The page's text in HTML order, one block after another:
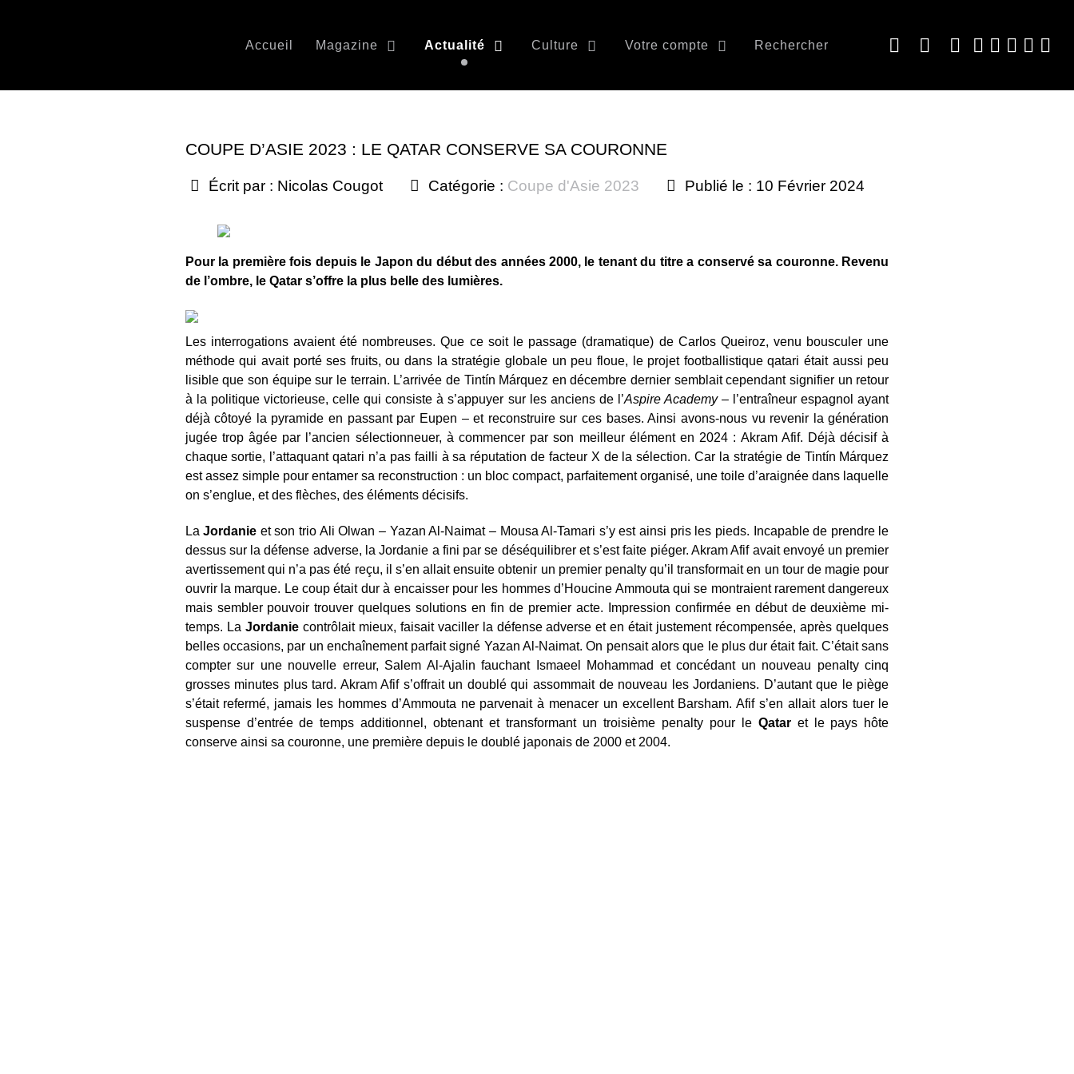
Accueil Magazine Actualité Culture Votre compte Rechercher
COUPE D’ASIE 2023 : LE QATAR CONSERVE SA COURONNE
Écrit par : Nicolas Cougot Catégorie : Coupe d'Asie 2023 Publié le : 10 Février 2024
Pour la première fois depuis le Japon du début des années 2000, le tenant du titre a conservé sa couronne. Revenu
de l’ombre, le Qatar s’offre la plus belle des lumières.
Les interrogations avaient été nombreuses. Que ce soit le passage (dramatique) de Carlos Queiroz, venu bousculer une
méthode qui avait porté ses fruits, ou dans la stratégie globale un peu floue, le projet footballistique qatari était aussi peu
lisible que son équipe sur le terrain. L’arrivée de Tintín Márquez en décembre dernier semblait cependant signifier un retour
à la politique victorieuse, celle qui consiste à s’appuyer sur les anciens de l’Aspire Academy– l’entraîneur espagnol ayant
déjà côtoyé la pyramide en passant par Eupen – et reconstruire sur ces bases. Ainsi avons-nous vu revenir la génération
jugée trop âgée par l’ancien sélectionneuer, à commencer par son meilleur élément en 2024 : Akram Afif. Déjà décisif à
chaque sortie, l’attaquant qatari n’a pas failli à sa réputation de facteur X de la sélection. Car la stratégie de Tintín Márquez
est assez simple pour entamer sa reconstruction : un bloc compact, parfaitement organisé, une toile d’araignée dans laquelle
on s’englue, et des flèches, des éléments décisifs.
LaJordanie et son trio Ali Olwan – Yazan Al-Naimat – Mousa Al-Tamari s’y est ainsi pris les pieds. Incapable de prendre le
dessus sur la défense adverse, la Jordanie a fini par se déséquilibrer et s’est faite piéger. Akram Afif avait envoyé un premier
avertissement qui n’a pas été reçu, il s’en allait ensuite obtenir un premier penalty qu’il transformait en un tour de magie pour
ouvrir la marque. Le coup était dur à encaisser pour les hommes d’Houcine Ammouta qui se montraient rarement dangereux
mais sembler pouvoir trouver quelques solutions en fin de premier acte. Impression confirmée en début de deuxième mi-
temps. La Jordaniecontrôlait mieux, faisait vaciller la défense adverse et en était justement récompensée, après quelques
belles occasions, par un enchaînement parfait signé Yazan Al-Naimat. On pensait alors que le plus dur était fait. C’était sans
compter sur une nouvelle erreur, Salem Al-Ajalin fauchant Ismaeel Mohammad et concédant un nouveau penalty cinq
grosses minutes plus tard. Akram Afif s’offrait un doublé qui assommait de nouveau les Jordaniens. D’autant que le piège
s’était refermé, jamais les hommes d’Ammouta ne parvenait à menacer un excellent Barsham. Afif s’en allait alors tuer le
suspense d’entrée de temps additionnel, obtenant et transformant un troisième penalty pour le Qataret le pays hôte
conserve ainsi sa couronne, une première depuis le doublé japonais de 2000 et 2004.